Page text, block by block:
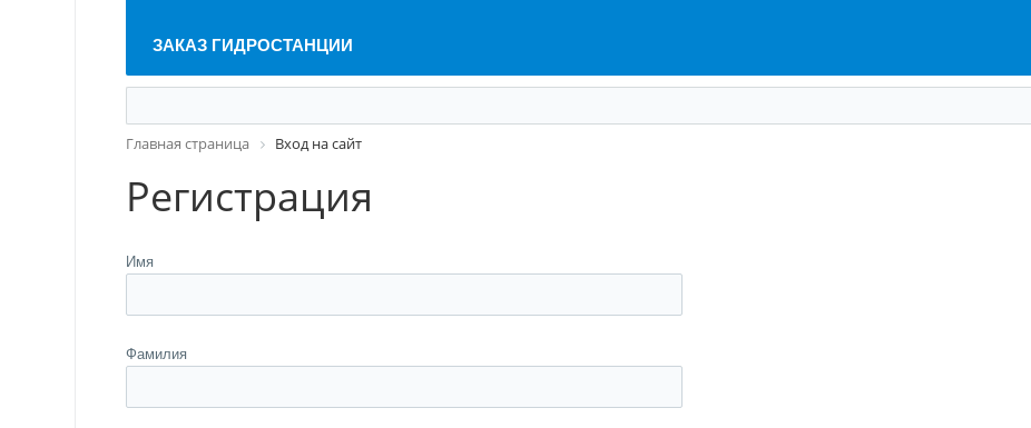
ЗАКАЗ ГИДРОСТАНЦИИ
Главная страница Вход на сайт
Регистрация
Имя
Фамилия